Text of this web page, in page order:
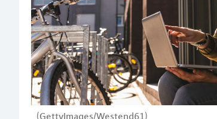
(GettyImages/Westend61)